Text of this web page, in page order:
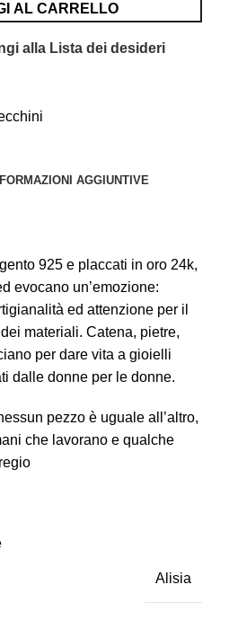
AL CARRELLO
alla Lista dei desideri
AGGIUNTIVE
925 e placcati in oro 24k,
evocano un’emozione:
ed attenzione per il
materiali. Catena, pietre,
per dare vita a gioielli
dalle donne per le donne.
pezzo è uguale all’altro,
che lavorano e qualche
Alisia